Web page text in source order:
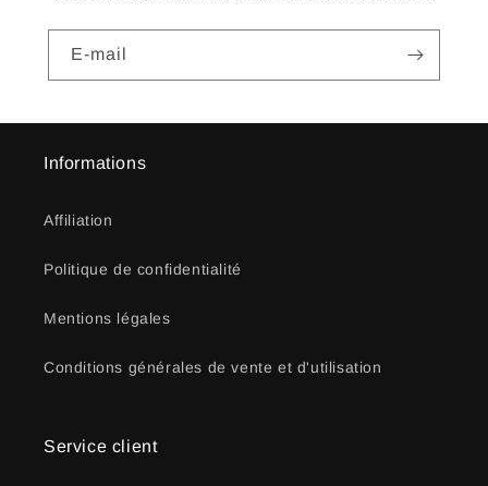
E-mail
Informations
Affiliation
Politique de confidentialité
Mentions légales
Conditions générales de vente et d'utilisation
Service client